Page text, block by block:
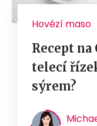
Hovězí maso
Recept na
telecí
sýrem?